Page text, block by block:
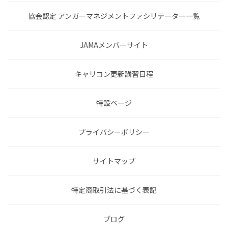
協会認定 アンガーマネジメントファシリテーター一覧
JAMAメンバーサイト
キャリコン更新講習日程
特設ページ
プライバシーポリシー
サイトマップ
特定商取引法に基づく表記
ブログ